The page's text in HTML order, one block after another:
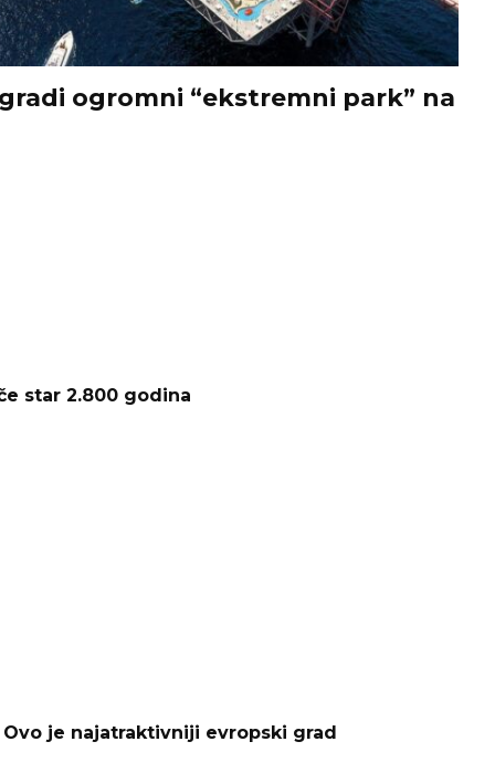
ogromni “ekstremni park” na
star 2.800 godina
je najatraktivniji evropski grad